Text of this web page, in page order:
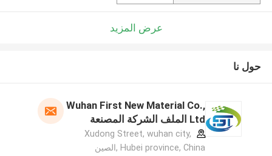
عرض المزيد
حول نا
Wuhan First New Material Co.,
Ltd الملف الشركة المصنعة
Xudong Street, wuhan city,
Hubei province, China ,الصين